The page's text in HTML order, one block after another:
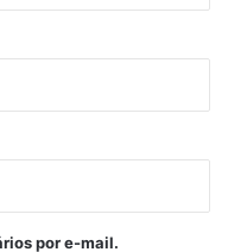
por e-mail.